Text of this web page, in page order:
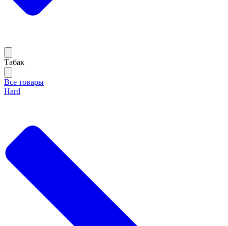
Тaбак
Все товары
Hard